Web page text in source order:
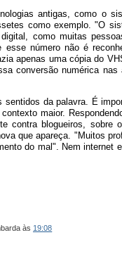
antigas, como o
como exemplo. "O
como muitas
número não é
apenas uma cópia do
conversão numérica
da palavra. É
maior.
contra blogueiros,
que apareça. "Muitos
do mal". Nem
às 19:08